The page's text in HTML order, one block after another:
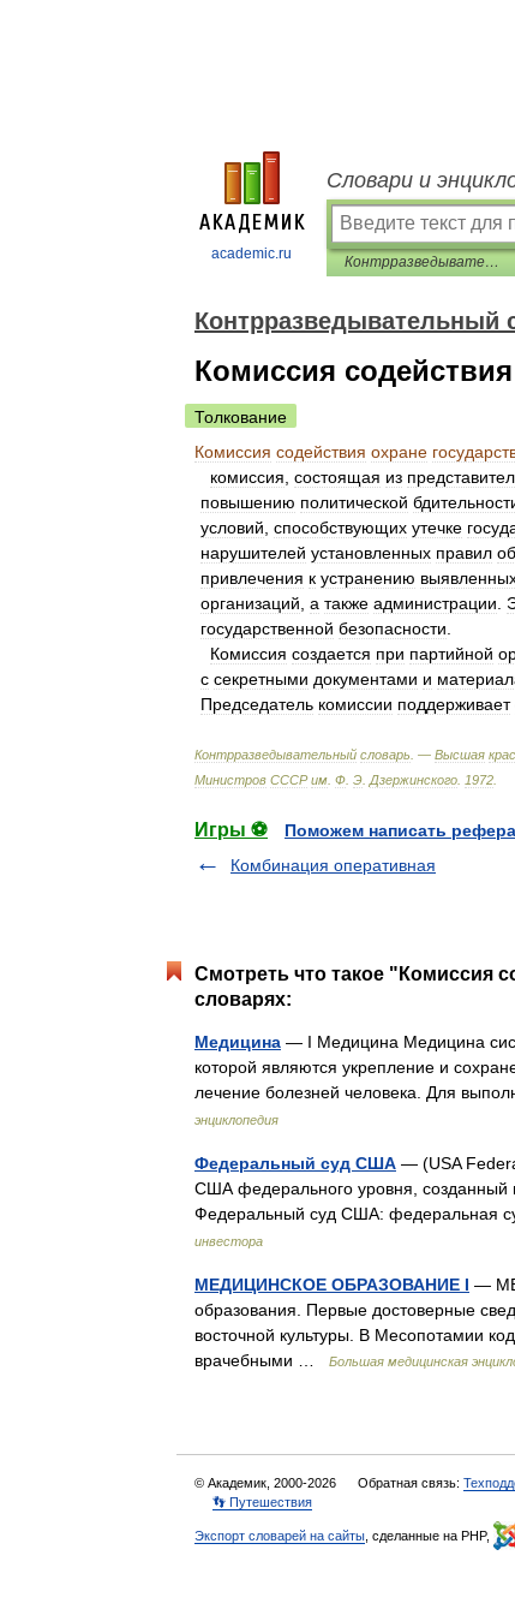
academic.ru
Словари и
Контрразведывательный словарь
Контрразведывательный
Комиссия
Толкование
Комиссия содействия охране
комиссия состоящая из
повышению политической
условий способствующих утечке
нарушителей установленных правил
привлечения к устранению
организаций а также администрации
государственной безопасности
Комиссия создается при партийной
с секретными документами и
Председатель комиссии поддерживает
Контрразведывательный словарь . — Высшая
Министров СССР им Ф Э Дзержинского 1972
Игры ⚽
Поможем написать
Комбинация оперативная
Смотреть что такое "Комиссия
словарях:
Медицина — I Медицина Медицина
которой являются укрепление и
лечение болезней человека. Для
энциклопедия
Федеральный суд США — (USA
США федерального уровня, созданный
Федеральный суд США: федеральная
инвестора
МЕДИЦИНСКОЕ ОБРАЗОВАНИЕ I —
образования. Первые достоверные
восточной культуры. В Месопотамии
врачебными …
Большая медицинская
© Академик, 2000-2026 Обратная связь:
👣 Путешествия
Экспорт словарей на сайты , сделанные на PHP,